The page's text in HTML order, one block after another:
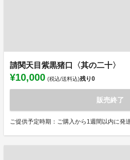
請関天目紫黒猪口〈其の二十〉
¥10,000 (税込/送料込)残り0
販売終了
ご提供予定時期：ご購入から1週間以内に発